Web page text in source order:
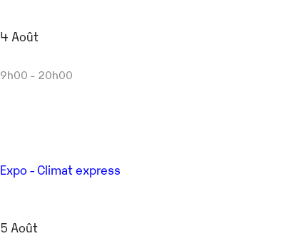
4 Août
9h00 - 20h00
Expo - Climat express
5 Août